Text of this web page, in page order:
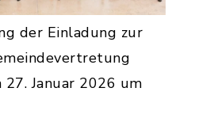
der Einladung zur
Januar 2026 um